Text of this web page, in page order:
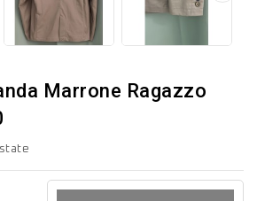
Marrone Ragazzo